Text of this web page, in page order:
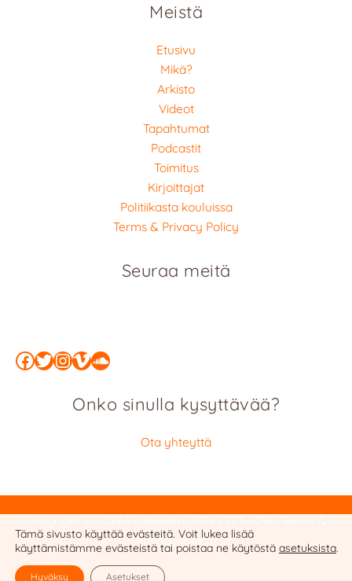
Meistä
Etusivu
Mikä?
Arkisto
Videot
Tapahtumat
Podcastit
Toimitus
Kirjoittajat
Politiikasta kouluissa
Terms & Privacy Policy
Seuraa meitä
Facebook
Twitter
Instagram
Vimeo
SoundCloud
Onko sinulla kysyttävää?
Ota yhteyttä
Privacy Policy
Website by Cobalt Studio
Tämä sivusto käyttää evästeitä. Voit lukea lisää
käyttämistämme evästeistä tai poistaa ne käytöstä asetuksista.
Hyväksy Asetukset